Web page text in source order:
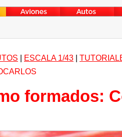
| ESCALA 1/43 |
formados: